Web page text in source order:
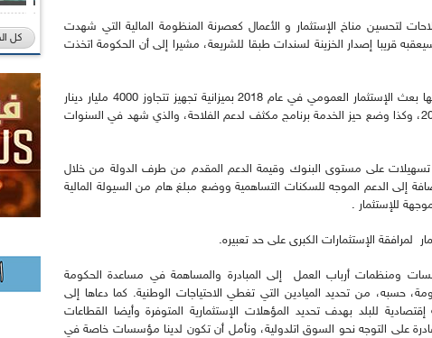
لتحسين مناخ الإستثمار و الأعمال كعصرنة المنظومة المالية التي شهدت
قريبا إصدار الخزينة لسندات طبقا للشريعة، مشيرا إلى أن الحكومة اتخذت
و أبرز أويحي هذه القرارات في عشر نقاط منها بعث الإستثمار العمومي في عام 2018 بميزانية تجهيز تتجاوز 4000 مليار دينار
بزايدة قدرت بـ 1000 مليار مقارنة بميزاينة 2017، وكذا وضع حيز الخدمة برنامج مكثف لدعم الفلاحة، والذي شهد في السنوات
على مستوى البنوك وقيمة الدعم المقدم من طرف الدولة من خلال
إلى الدعم الموجه للسكنات التساهمية ووضع مبلغ هام من السيولة المالية
للإستثمار .
لمرافقة الإستثمارات الكبرى على حد تعبيره.
ومنظمات أرباب العمل إلى المبادرة والمساهمة في مساعدة الحكومة
حسبه، من تحديد الميادين التي تغطي الاحتياجات الوطنية. كما دعاها إلى
للبلد بهدف تحديد المؤهلات الإستثمارية المتوفرة وأيضا القطاعات
على التوجه نحو السوق اتلدولية، ونأمل أن تكون لدينا مؤسسات خاصة في
كل